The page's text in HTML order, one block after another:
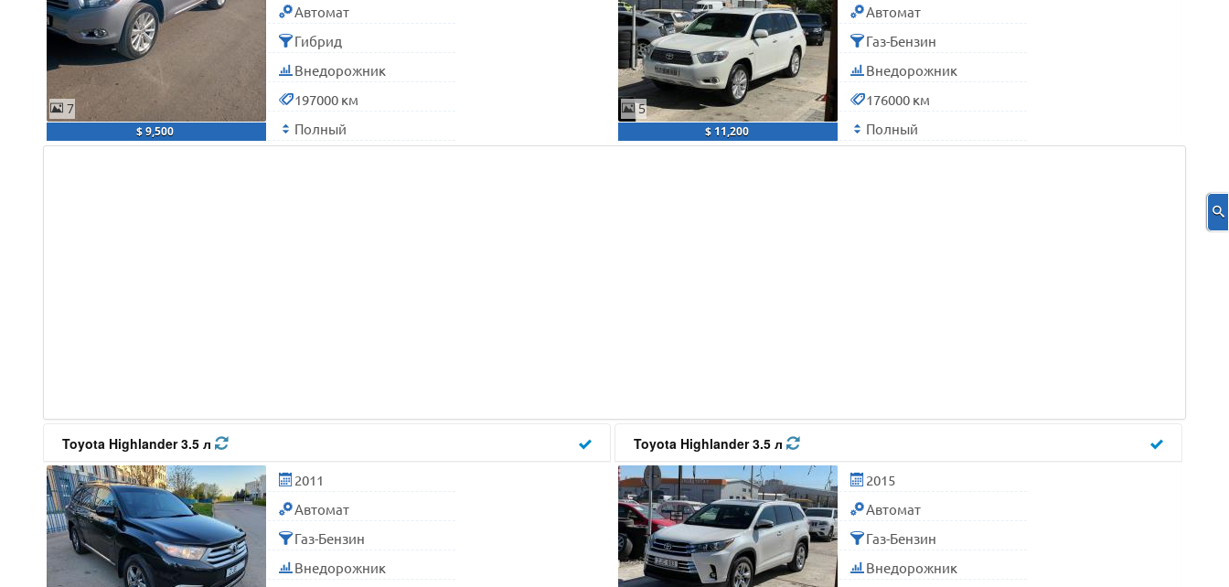
7
$ 9,500
Автомат
Гибрид
Внедорожник
197000 км
Полный
5
$ 11,200
Автомат
Газ-Бензин
Внедорожник
176000 км
Полный
Toyota Highlander 3.5 л
2011
Автомат
Газ-Бензин
Внедорожник
Toyota Highlander 3.5 л
2015
Автомат
Газ-Бензин
Внедорожник